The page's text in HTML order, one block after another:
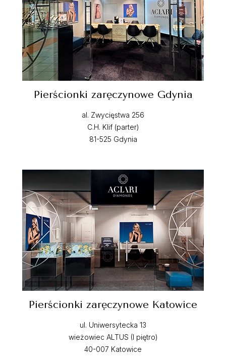
Pierścionki zaręczynowe Gdynia
al. Zwycięstwa 256
C.H. Klif (parter)
81-525 Gdynia
Pierścionki zaręczynowe Katowice
ul. Uniwersytecka 13
wieżowiec ALTUS (I piętro)
40-007 Katowice